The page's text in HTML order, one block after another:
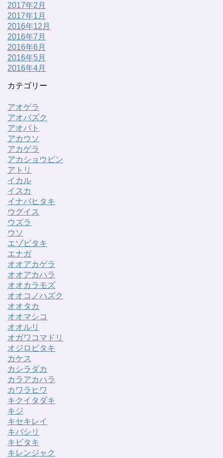
2017年2月
2017年1月
2016年12月
2016年7月
2016年6月
2016年5月
2016年4月
カテゴリー
アオゲラ
アオバズク
アオバト
アカウソ
アカゲラ
アカショウビン
アトリ
イカル
イスカ
イナバヒタキ
ウグイス
ウズラ
ウソ
エゾビタキ
エナガ
オオアカゲラ
オオアカハラ
オオカラモズ
オオコノハズク
オオタカ
オオマシコ
オオルリ
オガワコマドリ
オジロビタキ
カケス
カシラダカ
カラアカハラ
カワラヒワ
キクイタダキ
キジ
キセキレイ
キバシリ
キビタキ
キレンジャク